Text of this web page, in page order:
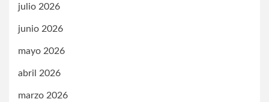
julio 2026
junio 2026
mayo 2026
abril 2026
marzo 2026